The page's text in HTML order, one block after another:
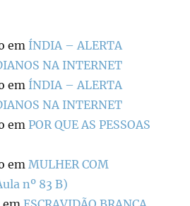
em ÍNDIA – ALERTA
NA INTERNET
em ÍNDIA – ALERTA
NA INTERNET
em POR QUE AS PESSOAS
em MULHER COM
nº 83 B)